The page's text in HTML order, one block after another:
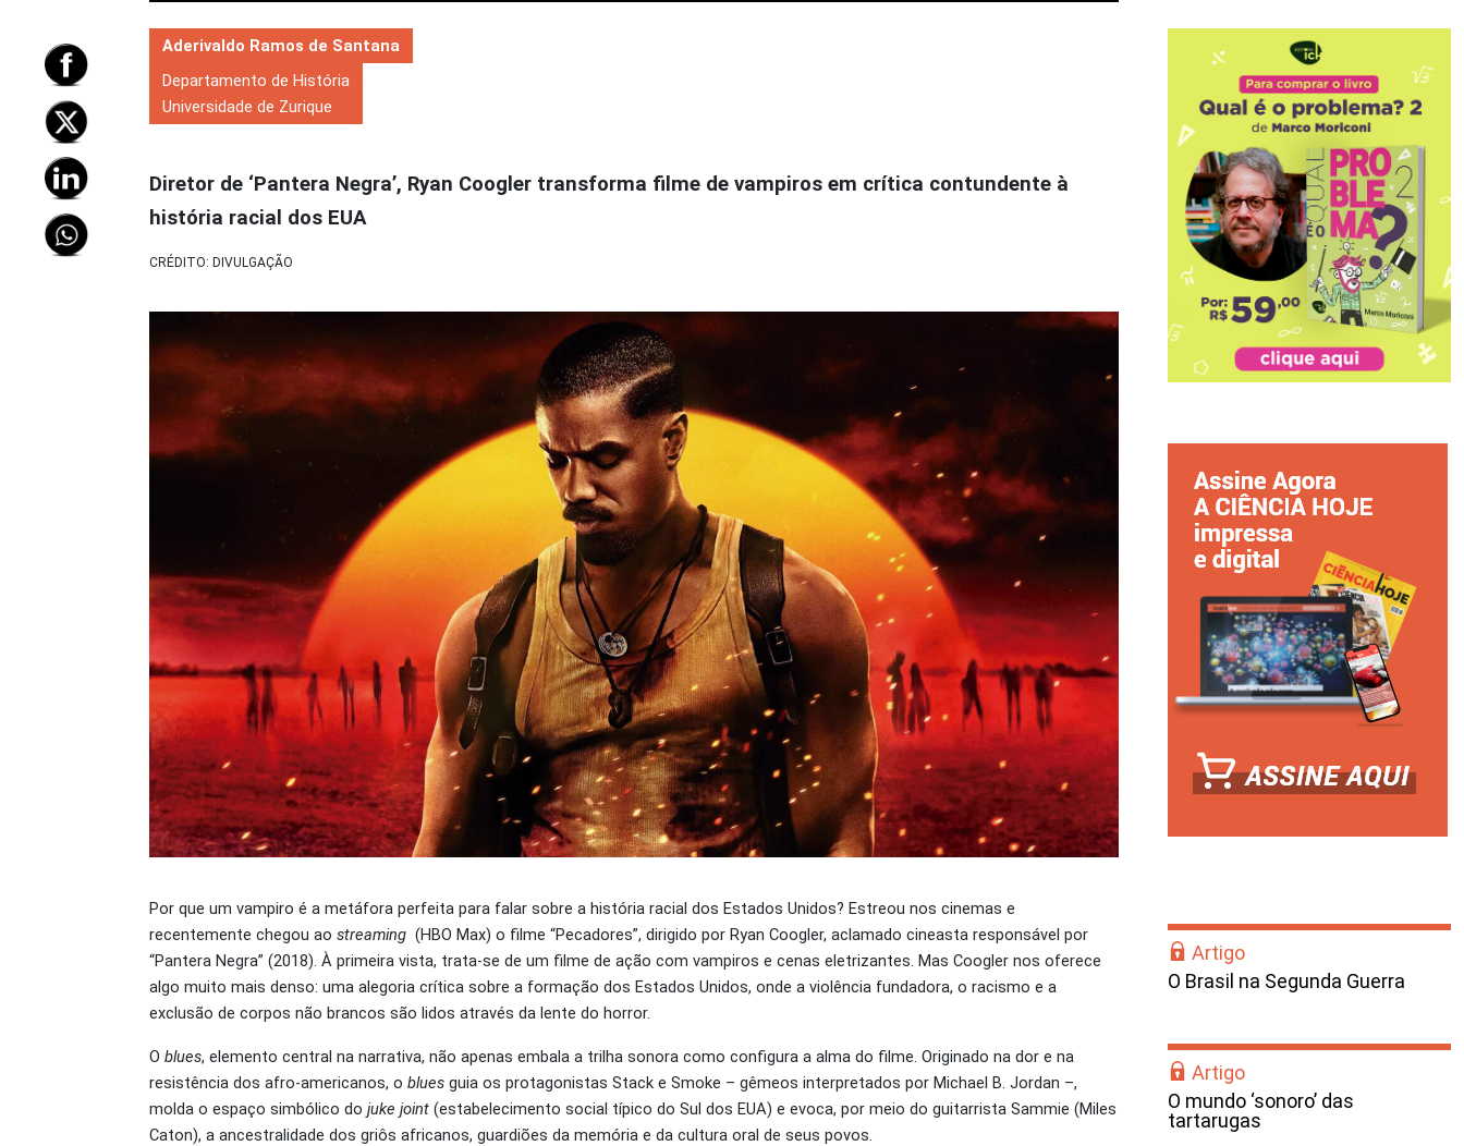
Aderivaldo Ramos de Santana
Departamento de História
Universidade de Zurique
Diretor de ‘Pantera Negra’, Ryan Coogler transforma filme de vampiros em crítica contundente à
história racial dos EUA
CRÉDITO: DIVULGAÇÃO
Por que um vampiro é a metáfora perfeita para falar sobre a história racial dos Estados Unidos? Estreou nos cinemas e
recentemente chegou ao streaming (HBO Max) o filme “Pecadores”, dirigido por Ryan Coogler, aclamado cineasta responsável por
“Pantera Negra” (2018). À primeira vista, trata-se de um filme de ação com vampiros e cenas eletrizantes. Mas Coogler nos oferece
algo muito mais denso: uma alegoria crítica sobre a formação dos Estados Unidos, onde a violência fundadora, o racismo e a
exclusão de corpos não brancos são lidos através da lente do horror.
O blues, elemento central na narrativa, não apenas embala a trilha sonora como configura a alma do filme. Originado na dor e na
resistência dos afro-americanos, o blues guia os protagonistas Stack e Smoke – gêmeos interpretados por Michael B. Jordan –,
molda o espaço simbólico do juke joint (estabelecimento social típico do Sul dos EUA) e evoca, por meio do guitarrista Sammie (Miles
Caton), a ancestralidade dos griôs africanos, guardiões da memória e da cultura oral de seus povos.
Artigo
O Brasil na Segunda Guerra
Artigo
O mundo ‘sonoro’ das
tartarugas